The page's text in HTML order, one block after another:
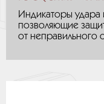
Индикаторы удара
позволяющие
от неправильного